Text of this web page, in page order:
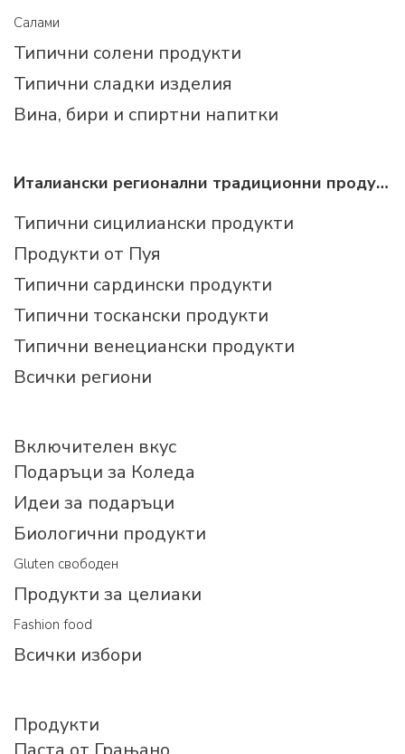
Салами
Типични солени продукти
Типични сладки изделия
Вина, бири и спиртни напитки
Италиански регионални традиционни продукти
Типични сицилиански продукти
Продукти от Пуя
Типични сардински продукти
Типични тоскански продукти
Типични венециански продукти
Всички региони
Включителен вкус
Подаръци за Коледа
Идеи за подаръци
Биологични продукти
Gluten свободен
Продукти за целиаки
Fashion food
Всички избори
Продукти